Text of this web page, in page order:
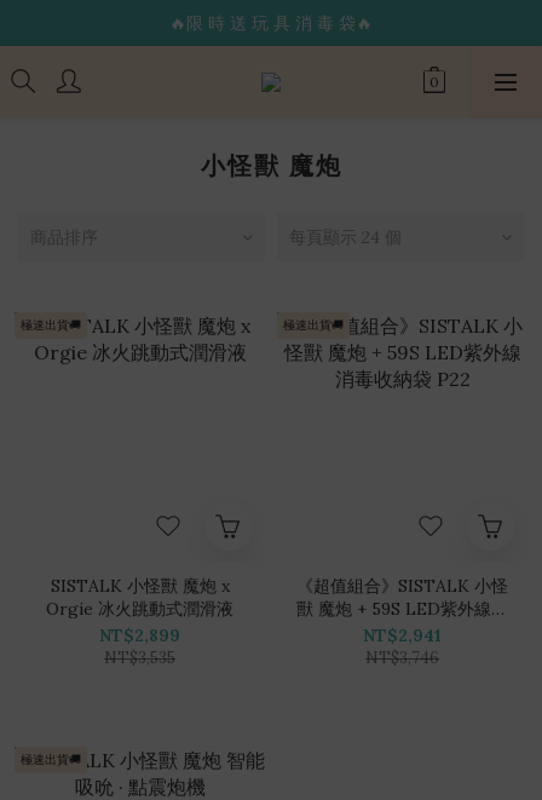
🔥限 時 送 玩 具 消 毒 袋🔥
🔥限 時 送 玩 具 消 毒 袋🔥
🌟365 天 全 年 無 休 天 天 出 貨🌟
🔥限 時 送 玩 具 消 毒 袋🔥
小怪獸 魔炮
商品排序 每頁顯示 24 個
極速出貨🚚
SISTALK 小怪獸 魔炮 x
Orgie 冰火跳動式潤滑液
NT$2,899
NT$3,535
極速出貨🚚
《超值組合》SISTALK 小怪
獸 魔炮 + 59S LED紫外線消
毒收納袋 P22
NT$2,941
NT$3,746
極速出貨🚚